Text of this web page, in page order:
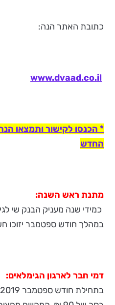
כתובת האתר הנה:
www.dvaad.co.il
* הכנסו לקישור ותמצאו
החדש
מתנת ראש השנה:
במהלך חודש ספטמבר יזוכו
דמי חבר לארגון הגימלאים: